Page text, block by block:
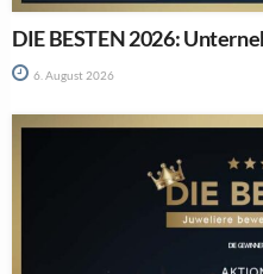
DIE BESTEN 2026:
6. August 2026